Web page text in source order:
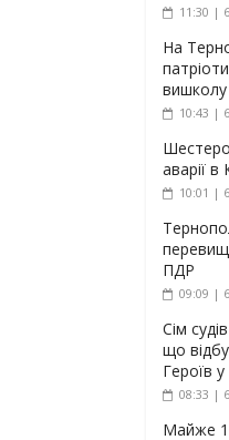
11:30 |
На
вишколу
10:43 |
Шестеро
аварії в
10:01 |
ПДР
09:09 |
Сім
що
Героїв
08:33 |
Майже